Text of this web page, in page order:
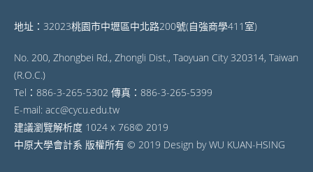
地址：32023桃園市中壢區中北路200號(自強商學411室)
No. 200, Zhongbei Rd., Zhongli Dist., Taoyuan City 320314, Taiwan
(R.O.C.)
Tel：886-3-265-5302 傳真：886-3-265-5399
E-mail: acc@cycu.edu.tw
建議瀏覽解析度 1024 x 768© 2019
中原大學會計系 版權所有 © 2019 Design by WU KUAN-HSING